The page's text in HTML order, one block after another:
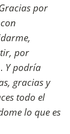
por
por
Y podría
gracias y
todo el
lo que es